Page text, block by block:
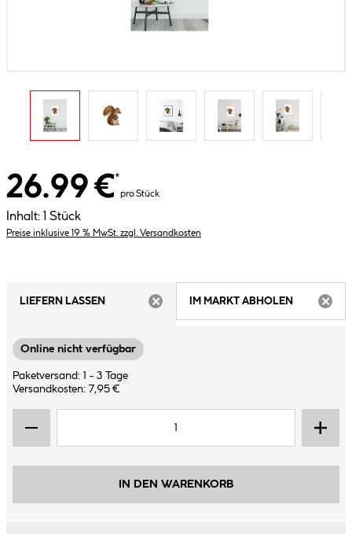
26.99 €*
pro Stück
Inhalt: 1 Stück
Preise inklusive 19 % MwSt. zzgl. Versandkosten
LIEFERN LASSEN
IM MARKT ABHOLEN
Online nicht verfügbar
Paketversand: 1 - 3 Tage
Versandkosten: 7,95 €
IN DEN WARENKORB